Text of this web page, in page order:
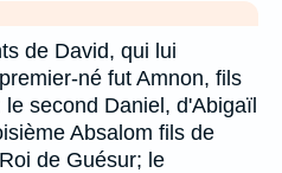
de David, qui lui
né fut Amnon, fils
second Daniel, d'Abigaïl
Absalom fils de
de Guésur; le